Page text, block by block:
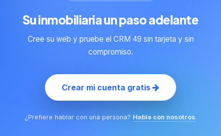
Su inmobiliaria un paso adelante
Cree su web y pruebe el CRM 49 sin tarjeta y sin
compromiso.
Crear mi cuenta gratis
¿Prefiere hablar con una persona? Hable con nosotros.